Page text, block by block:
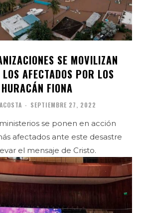
SE MOVILIZAN
AFECTADOS POR LOS
FIONA
- SEPTIEMBRE 27, 2022
se ponen en acción
afectados ante este desastre
el mensaje de Cristo.